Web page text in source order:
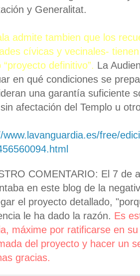
y Generalitat.
admite tambien que los
cívicas y vecinales-
“proyecto definitivo”. La
en qué condiciones se
una garantía suficiente
afectación del Templo u
www.lavanguardia.es/free/
COMENTARIO: El 7 de
en este blog de la
el proyecto detallado,
le ha dado la razón. Es
máxime por ratificarse en
del proyecto y hacer un
gracias.